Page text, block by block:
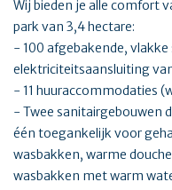
Wij bieden je alle comfort
park van 3,4 hectare:
- 100 afgebakende,
elektriciteitsaansluiting
- 11 huuraccommodaties
- Twee sanitairgebouwen
één toegankelijk voor
wasbakken, warme
wasbakken met warm